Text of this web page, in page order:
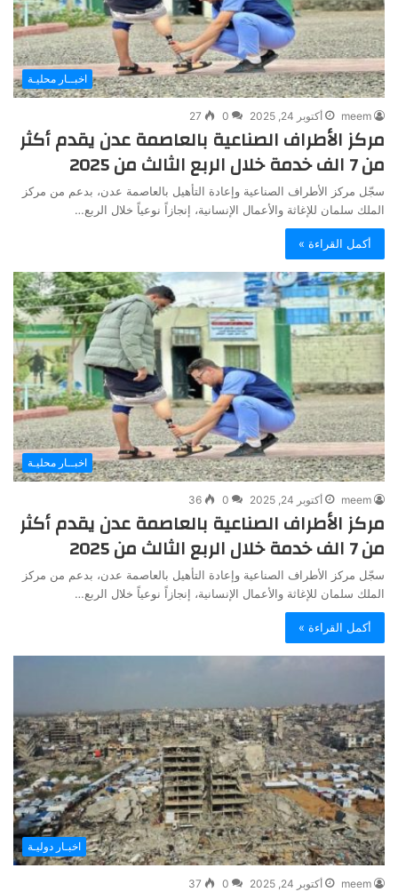
اخبــار محليـة
meem أكتوبر 24, 2025 0
27
مركز الأطراف الصناعية بالعاصمة عدن يقدم أكثر
من 7 الف خدمة خلال الربع الثالث من 2025
سجّل مركز الأطراف الصناعية وإعادة التأهيل بالعاصمة عدن، بدعم من مركز
الملك سلمان للإغاثة والأعمال الإنسانية، إنجازاً نوعياً خلال الربع…
أكمل القراءة »
اخبــار محليـة
meem أكتوبر 24, 2025 0
36
مركز الأطراف الصناعية بالعاصمة عدن يقدم أكثر
من 7 الف خدمة خلال الربع الثالث من 2025
سجّل مركز الأطراف الصناعية وإعادة التأهيل بالعاصمة عدن، بدعم من مركز
الملك سلمان للإغاثة والأعمال الإنسانية، إنجازاً نوعياً خلال الربع…
أكمل القراءة »
اخبـار دوليـة
meem أكتوبر 24, 2025 0
37